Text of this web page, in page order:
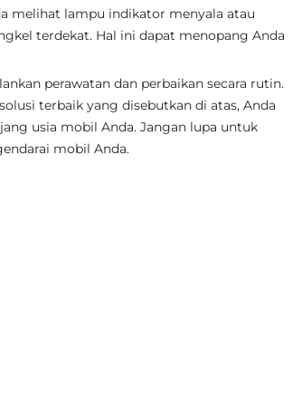
melihat lampu indikator menyala atau
terdekat. Hal ini dapat menopang Anda
perawatan dan perbaikan secara rutin.
terbaik yang disebutkan di atas, Anda
usia mobil Anda. Jangan lupa untuk
mobil Anda.